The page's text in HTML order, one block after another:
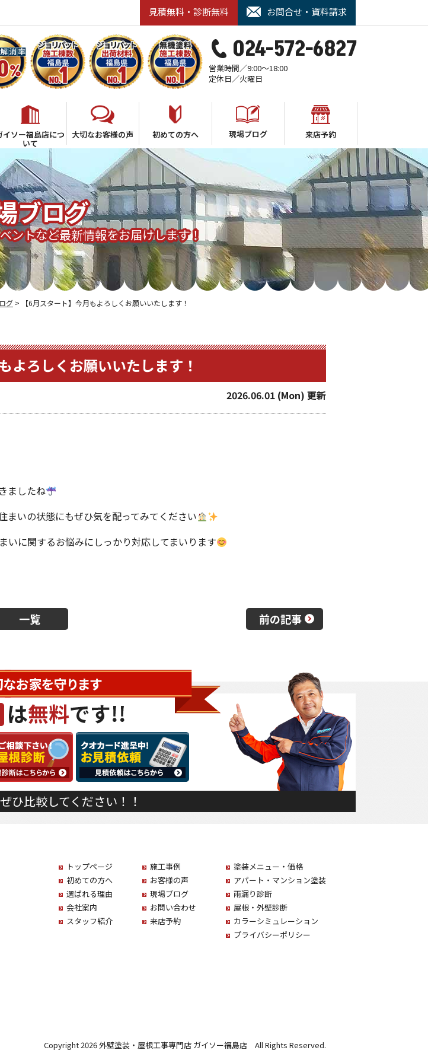
見積無料・診断無料 お問合せ・資料請求
024-572-6827
営業時間／9:00～18:00
定休日／火曜日
イソー福島店につ
いて
大切なお客様の声 初めての方へ 現場ブログ 来店予約
ブログ
ントなど最新情報をお届けします！
グ > 【6月スタート】今月もよろしくお願いいたします！
よろしくお願いいたします！
2026.06.01 (Mon) 更新
ましたね
まいの状態にもぜひ気を配ってみてください
いに関するお悩みにしっかり対応してまいります
一覧 前の記事
ひ比較してください！！
トップページ
初めての方へ
選ばれる理由
会社案内
スタッフ紹介
施工事例
お客様の声
現場ブログ
お問い合わせ
来店予約
塗装メニュー・価格
アパート・マンション塗装
雨漏り診断
屋根・外壁診断
カラーシミュレーション
プライバシーポリシー
Copyright 2026 外壁塗装・屋根工事専門店 ガイソー福島店 All Rights Reserved.